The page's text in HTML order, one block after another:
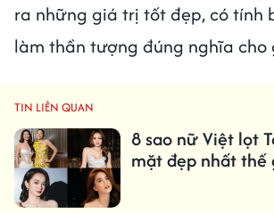
ra những giá trị tốt đẹp, có tính
làm thần tượng đúng nghĩa cho
TIN LIÊN QUAN
8 sao nữ Việt lọt
mặt đẹp nhất thế